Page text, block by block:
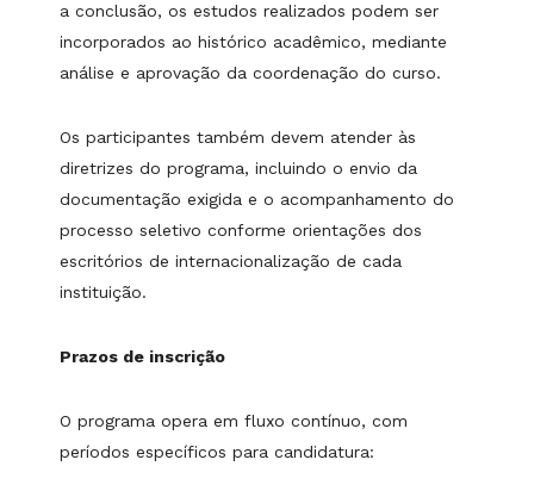
a conclusão, os estudos realizados podem ser
incorporados ao histórico acadêmico, mediante
análise e aprovação da coordenação do curso.
Os participantes também devem atender às
diretrizes do programa, incluindo o envio da
documentação exigida e o acompanhamento do
processo seletivo conforme orientações dos
escritórios de internacionalização de cada
instituição.
Prazos de inscrição
O programa opera em fluxo contínuo, com
períodos específicos para candidatura: